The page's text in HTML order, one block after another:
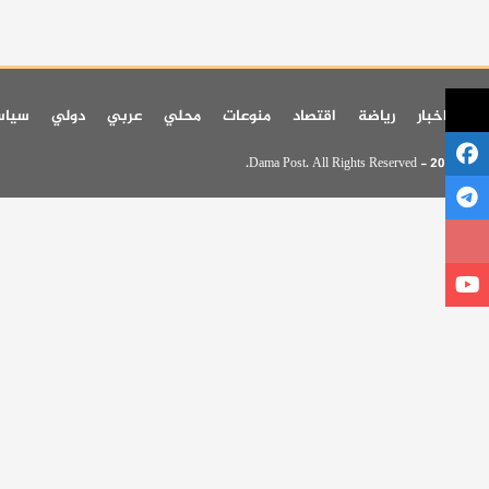
اخر اخبار رياضة اقتصاد منوعات محلي عربي دولي
© 2026 - Dama Post. All Rights Reserved.